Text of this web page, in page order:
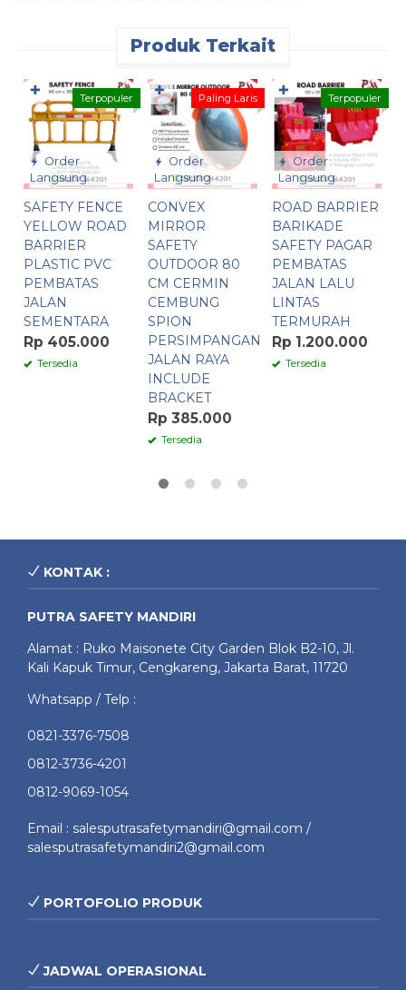
Produk Terkait
Order
Langsung
Terpopuler
SAFETY FENCE
YELLOW ROAD
BARRIER
PLASTIC PVC
PEMBATAS
JALAN
SEMENTARA
Rp 405.000
Tersedia
✚
Order
Langsung
Paling Laris
CONVEX
MIRROR
SAFETY
OUTDOOR 80
CM CERMIN
CEMBUNG
SPION
PERSIMPANGAN
JALAN RAYA
INCLUDE
BRACKET
Rp 385.000
Tersedia
✚
Order
Langsung
Terpopuler
ROAD BARRIER
BARIKADE
SAFETY PAGAR
PEMBATAS
JALAN LALU
LINTAS
TERMURAH
Rp 1.200.000
Tersedia
✚
KONTAK :
PUTRA SAFETY MANDIRI
Alamat : Ruko Maisonete City Garden Blok B2-10, Jl.
Kali Kapuk Timur, Cengkareng, Jakarta Barat, 11720
Whatsapp / Telp :
0821-3376-7508
0812-3736-4201
0812-9069-1054
Email : salesputrasafetymandiri@gmail.com /
salesputrasafetymandiri2@gmail.com
PORTOFOLIO PRODUK
JADWAL OPERASIONAL